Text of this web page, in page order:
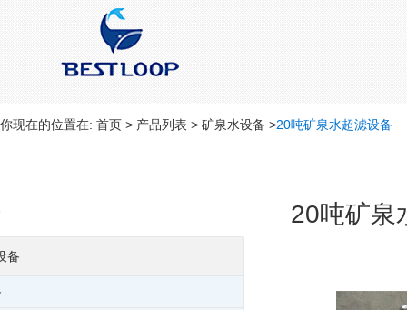
你现在的位置在: 首页 > 产品列表 > 矿泉水设备 >20吨矿泉水超滤设备
20吨矿泉
备